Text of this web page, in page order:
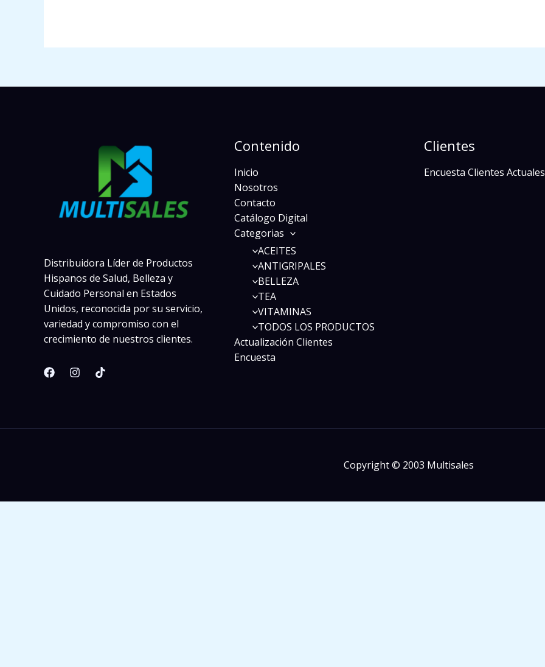
Distribuidora Líder de Productos
Hispanos de Salud, Belleza y
Cuidado Personal en Estados
Unidos, reconocida por su servicio,
variedad y compromiso con el
crecimiento de nuestros clientes.
Contenido
Inicio
Nosotros
Contacto
Catálogo Digital
Categorias
ACEITES
ANTIGRIPALES
BELLEZA
TEA
VITAMINAS
TODOS LOS PRODUCTOS
Actualización Clientes
Encuesta
Clientes
Encuesta Clientes Actuales
Copyright © 2003 Multisales